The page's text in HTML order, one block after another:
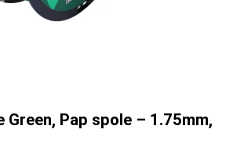
Green, Pap spole – 1.75mm,